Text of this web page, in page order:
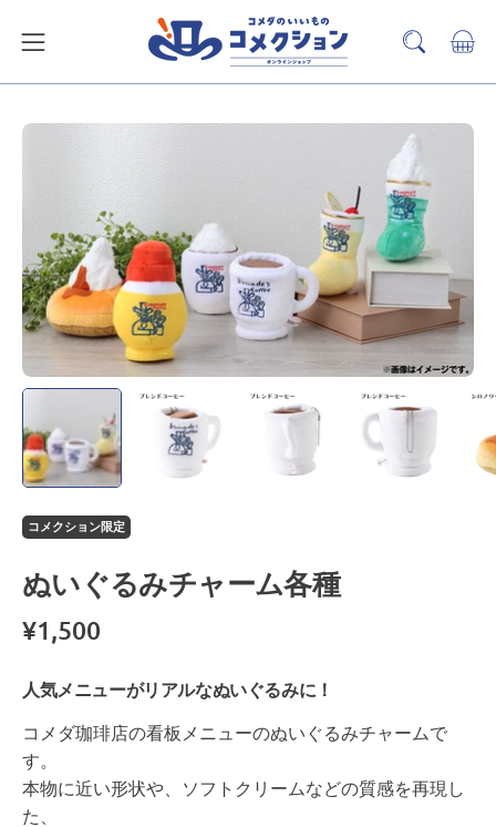
メ
ニ
検
索
ー
を
開
く
カー
コメクション限定
ぬいぐるみチャーム各種
¥1,500
人気メニューがリアルなぬいぐるみに！
コメダ珈琲店の看板メニューのぬいぐるみチャームで
す。
本物に近い形状や、ソフトクリームなどの質感を再現し
た、